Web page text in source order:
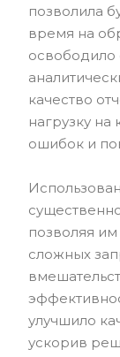
позволила
время на
освободило
качество
нагрузку
ошибок и
позволяя
сложных
улучшило
ускорив